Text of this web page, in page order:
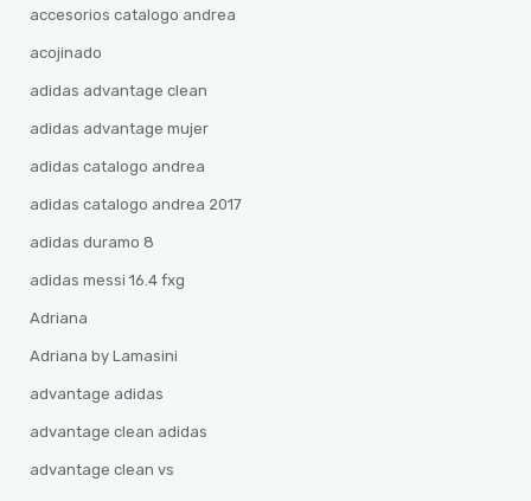
accesorios catalogo andrea
acojinado
adidas advantage clean
adidas advantage mujer
adidas catalogo andrea
adidas catalogo andrea 2017
adidas duramo 8
adidas messi 16.4 fxg
Adriana
Adriana by Lamasini
advantage adidas
advantage clean adidas
advantage clean vs